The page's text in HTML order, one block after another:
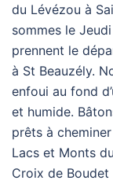
du Lévézou à
sommes le
prennent le
à St Beauzély.
enfoui au fond
et humide.
prêts à
Lacs et Monts
Croix de